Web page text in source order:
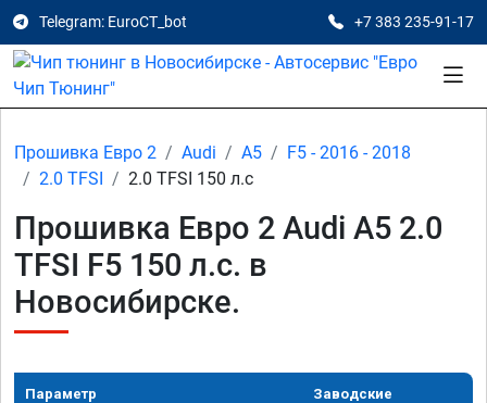
Telegram: EuroCT_bot +7 383 235-91-17
Прошивка Евро 2 Audi A5
F5 - 2016 - 2018
2.0 TFSI
2.0 TFSI 150 л.с
Прошивка Евро 2 Audi A5 2.0
TFSI F5 150 л.с. в
Новосибирске.
Параметр Заводские